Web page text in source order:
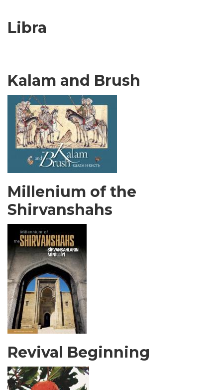
Libra
Kalam and Brush
Millenium of the
Shirvanshahs
Revival Beginning